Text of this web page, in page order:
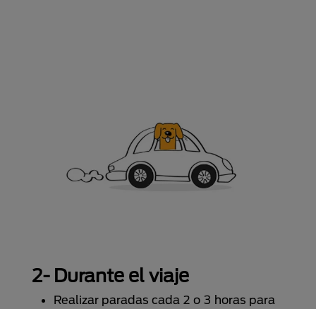
2- Durante el viaje
Realizar paradas cada 2 o 3 horas para